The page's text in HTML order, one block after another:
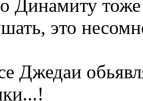
Динамиту
это
Джедаи